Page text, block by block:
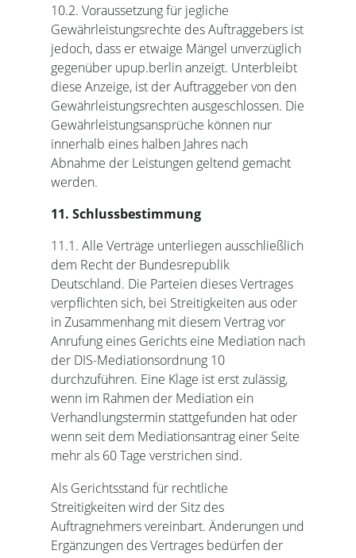
10.2. Voraussetzung für jegliche
Gewährleistungsrechte des Auftraggebers ist
jedoch, dass er etwaige Mängel unverzüglich
gegenüber upup.berlin anzeigt. Unterbleibt
diese Anzeige, ist der Auftraggeber von den
Gewährleistungsrechten ausgeschlossen. Die
Gewährleistungsansprüche können nur
innerhalb eines halben Jahres nach
Abnahme der Leistungen geltend gemacht
werden.
11. Schlussbestimmung
11.1. Alle Verträge unterliegen ausschließlich
dem Recht der Bundesrepublik
Deutschland. Die Parteien dieses Vertrages
verpflichten sich, bei Streitigkeiten aus oder
in Zusammenhang mit diesem Vertrag vor
Anrufung eines Gerichts eine Mediation nach
der DIS-Mediationsordnung 10
durchzuführen. Eine Klage ist erst zulässig,
wenn im Rahmen der Mediation ein
Verhandlungstermin stattgefunden hat oder
wenn seit dem Mediationsantrag einer Seite
mehr als 60 Tage verstrichen sind.
Als Gerichtsstand für rechtliche
Streitigkeiten wird der Sitz des
Auftragnehmers vereinbart. Änderungen und
Ergänzungen des Vertrages bedürfen der